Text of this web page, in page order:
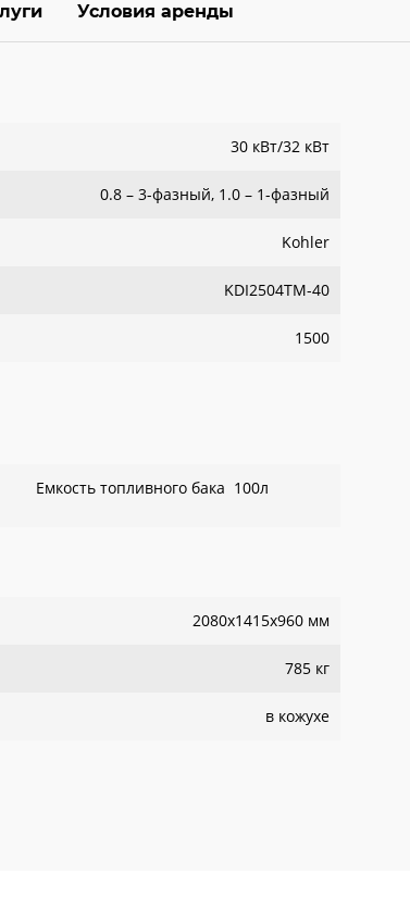
Условия аренды
30 кВт/32 кВт
0.8 – 3-фазный, 1.0 – 1-фазный
Kohler
KDI2504TM-40
1500
Емкость топливного бака 100л
2080x1415x960 мм
785 кг
в кожухе